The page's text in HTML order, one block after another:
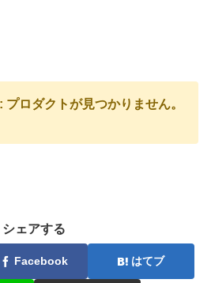
ロダクトが見つかりません。
シェアする
Facebook はてブ